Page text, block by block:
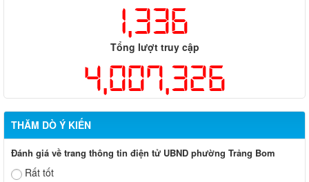
1,336
Tổng lượt truy cập
4,007,326
THĂM DÒ Ý KIẾN
Đánh giá về trang thông tin điện tử UBND phường Trảng Bom
Rất tốt